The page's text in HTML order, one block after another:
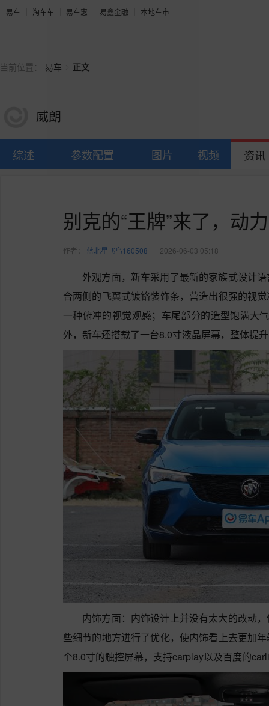
易车 淘车车 易车惠 易鑫金融 本地车市
当前位置： 易车 正文
威朗
综述 参数配置 图片 视频 资讯
别克的“王牌”来了，动
作者： 蓝北星飞鸟160508 2026-06-03 05:18
外观方面，新车采用了最新的家族式设计
合两侧的飞翼式镀铬装饰条，营造出很强的视
一种俯冲的视觉观感；车尾部分的造型饱满大
外，新车还搭载了一台8.0寸液晶屏幕，整体提
内饰方面：内饰设计上并没有太大的改动
些细节的地方进行了优化，使内饰看上去更加
个8.0寸的触控屏幕，支持carplay以及百度的